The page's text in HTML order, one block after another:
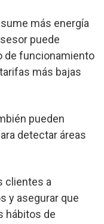
más energía
puede
de funcionamiento
más bajas
pueden
detectar áreas
clientes a
y asegurar que
hábitos de